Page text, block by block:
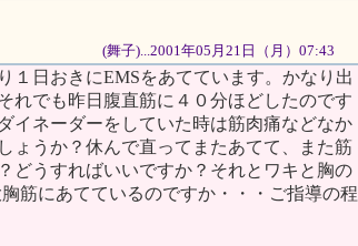
(舞子)...2001年05月21日（月）07:43
１日おきにEMSをあてています。かなり出
れでも昨日腹直筋に４０分ほどしたのです
イネーダーをしていた時は筋肉痛などなか
ょうか？休んで直ってまたあてて、また筋
どうすればいいですか？それとワキと胸の
筋にあてているのですか・・・ご指導の程